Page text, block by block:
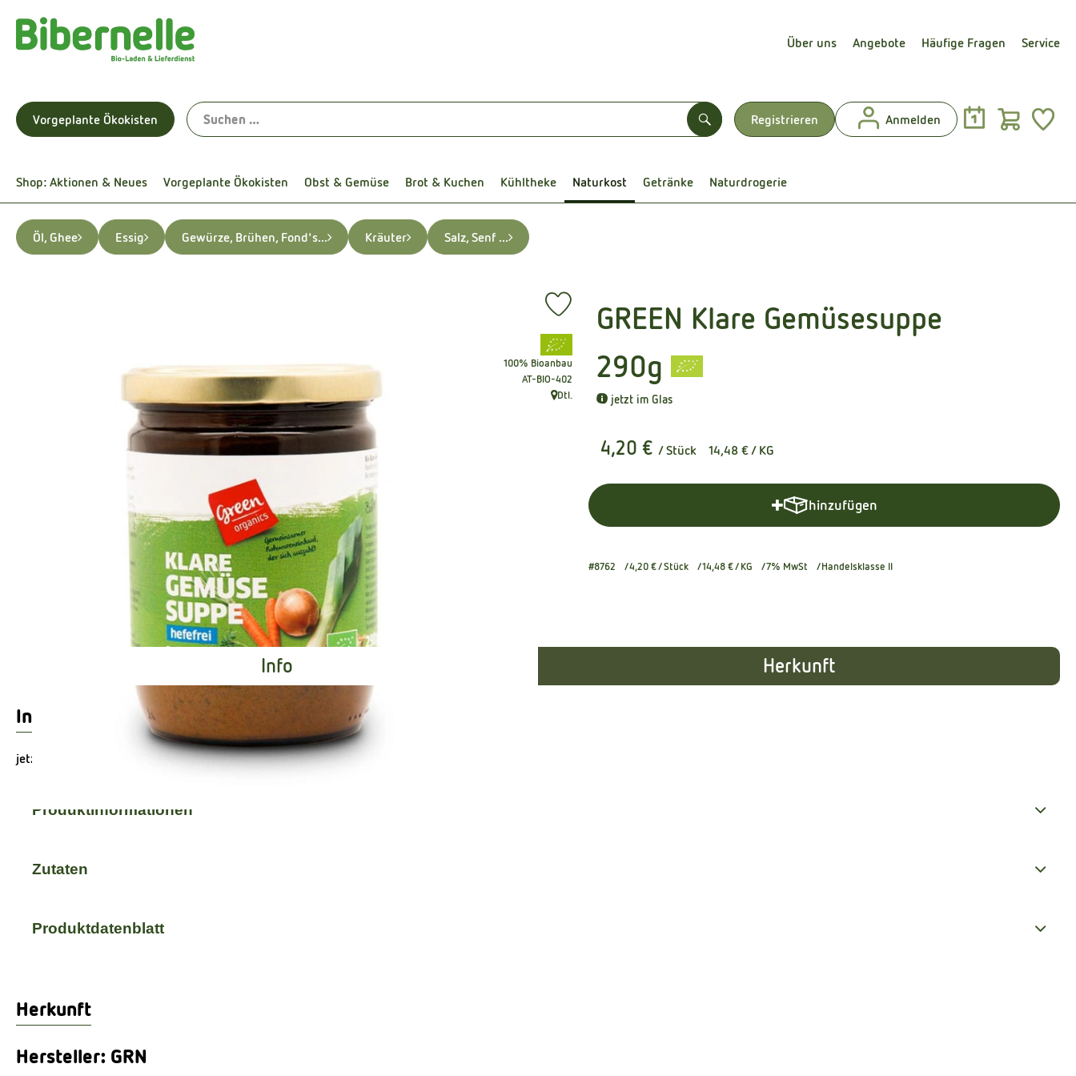
Über uns Angebote Häufige Fragen Service
Registrieren Anmelden
Suchen
Vorgeplante Ökokisten
Shop: Aktionen & Neues Vorgeplante Ökokisten Obst & Gemüse Brot & Kuchen Kühltheke Naturkost Getränke Naturdrogerie
Öl, Ghee Essig Gewürze, Brühen, Fond's... Kräuter Salz, Senf ...
GREEN Klare Gemüsesuppe
290g
jetzt im Glas
4,20 € / Stück 14,48 €/ KG
Produkt zu Favouriten hinzufügen
, Verband:
100% Bioanbau
, Kontrollstelle:
AT-BIO-402
, Herkunft:
Dtl.
hinzufügen
Produkt zum Warenkorb hinzufügen
#8762 4,20 €/ Stück 14,48 €/ KG 7% MwSt Handelsklasse II
Info Herkunft
Info
jetzt im Glas
Produktinformationen
Zutaten
Produktdatenblatt
Herkunft
Hersteller: GRN